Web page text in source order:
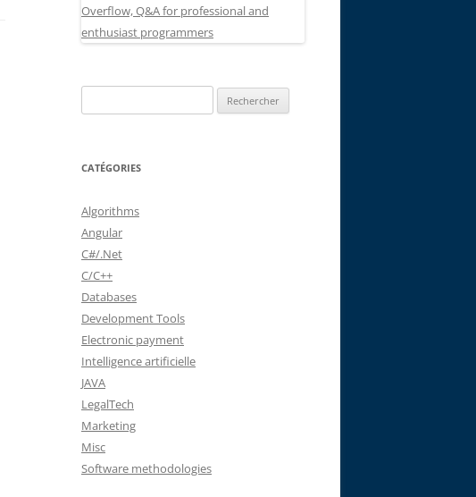
CATÉGORIES
Algorithms
Angular
C#/.Net
C/C++
Databases
Development Tools
Electronic payment
Intelligence artificielle
JAVA
LegalTech
Marketing
Misc
Software methodologies